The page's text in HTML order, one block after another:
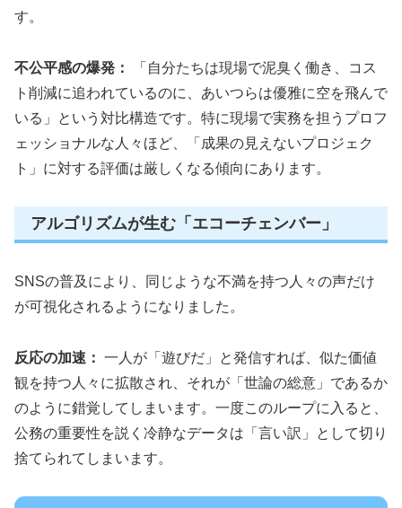
す。
不公平感の爆発：
「自分たちは現場で泥臭く働き、コス
ト削減に追われているのに、あいつらは優雅に空を飛んで
いる」という対比構造です。特に現場で実務を担うプロフ
ェッショナルな人々ほど、「成果の見えないプロジェク
ト」に対する評価は厳しくなる傾向にあります。
アルゴリズムが生む「エコーチェンバー」
SNSの普及により、同じような不満を持つ人々の声だけ
が可視化されるようになりました。
反応の加速： 一人が「遊びだ」と発信すれば、似た価値
観を持つ人々に拡散され、それが「世論の総意」であるか
のように錯覚してしまいます。一度このループに入ると、
公務の重要性を説く冷静なデータは「言い訳」として切り
捨てられてしまいます。